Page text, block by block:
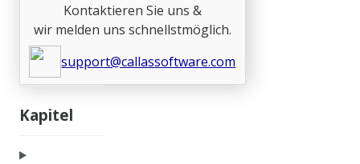
Kontaktieren Sie uns &
wir melden uns schnellstmöglich.
support@callassoftware.com
Kapitel